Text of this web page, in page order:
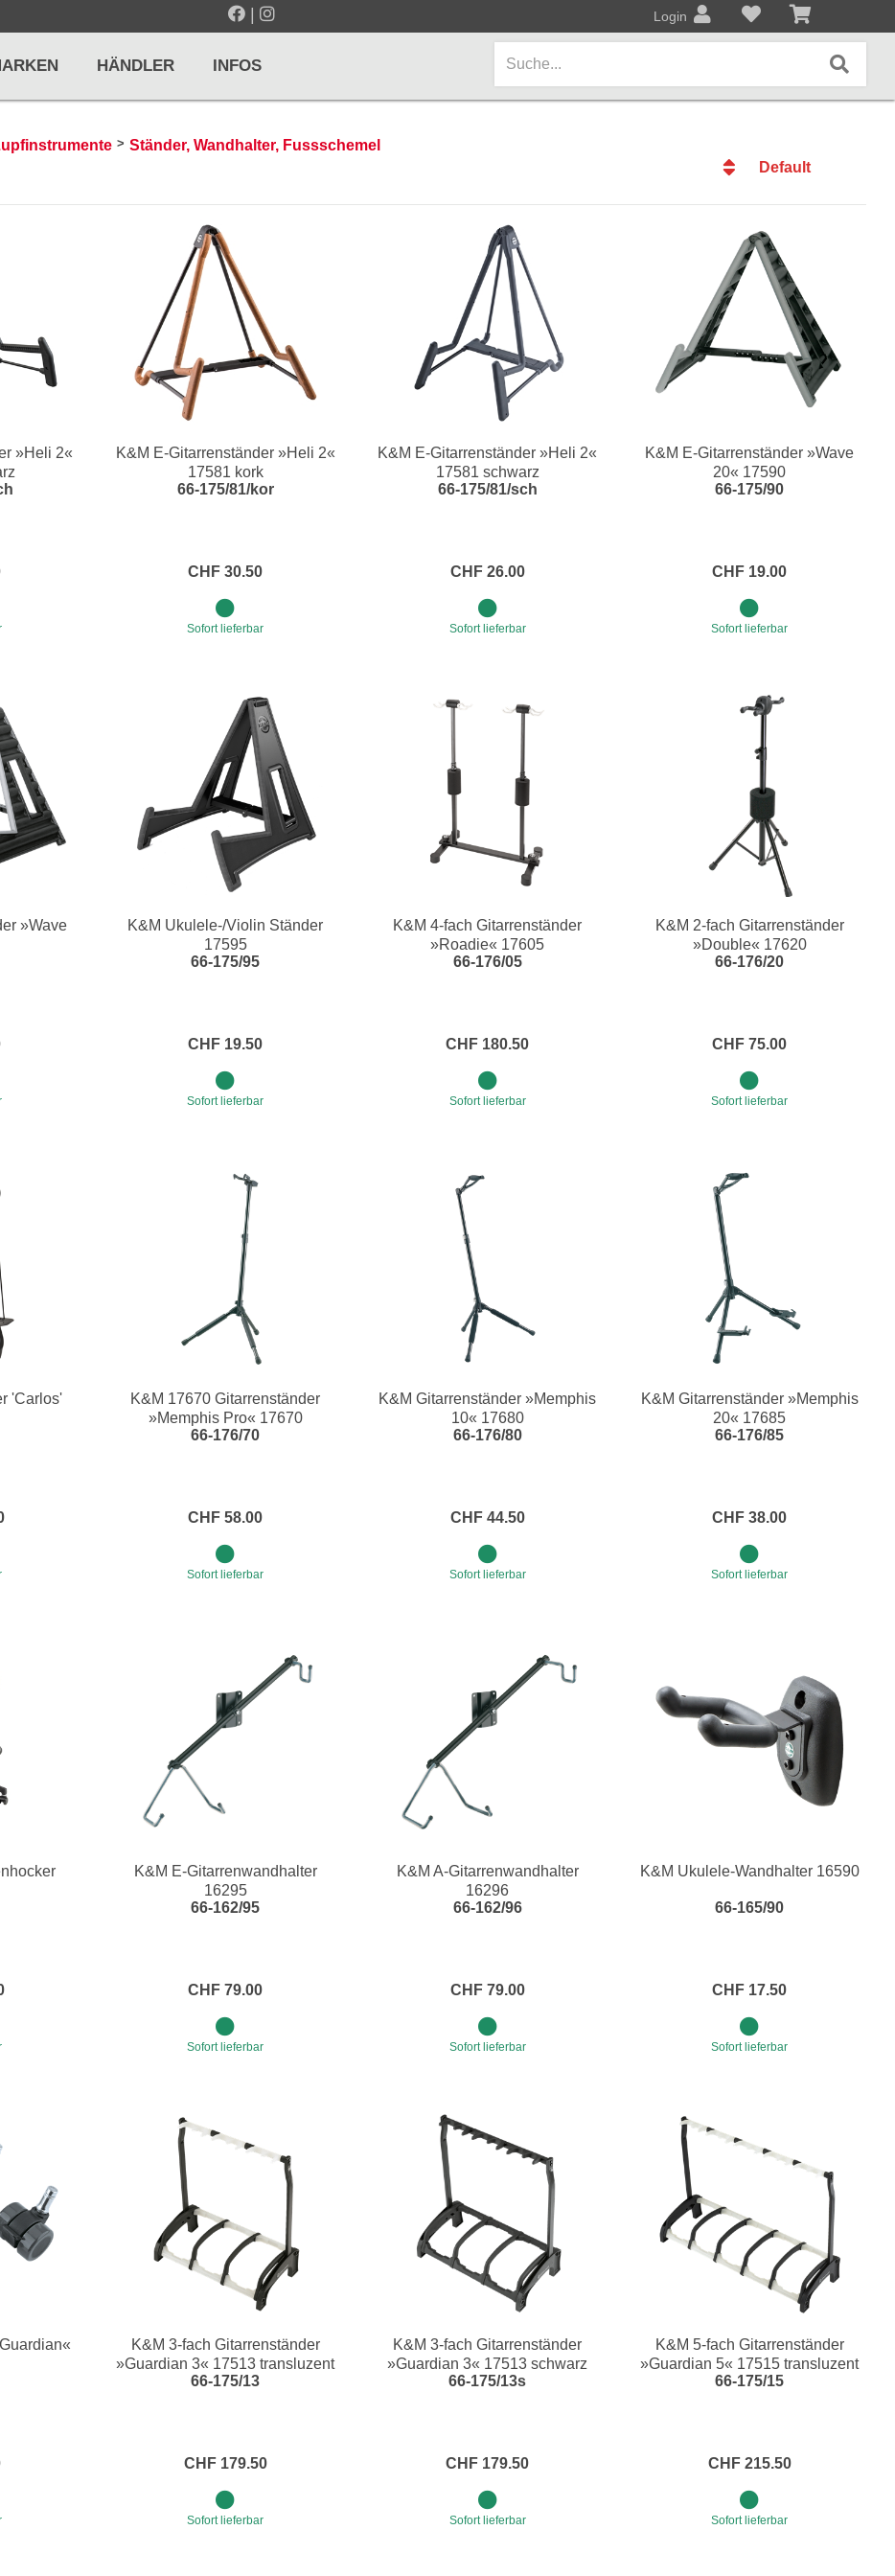
| Login
und Taktelle
und Stimmgeräte
E-Gitarren
... mehr
AMPS / EFFEKTPEDALE
Covers und Softcases
KEYBOARDS / PIANO
Keyboards / Pianos
Blockflöten
Piccoloflöte
Blechblasinstrumente Premium
Blechblasinstrumente
HÄNDLER INFOS
> Ständer, Wandhalter, Fussschemel
Default
Datum
Name
Name
Preis
Preis
»Heli 2«
K&M E-Gitarrenständer »Heli 2«
17581 kork
66-175/81/kor
CHF 30.50
Sofort lieferbar
K&M E-Gitarrenständer »Heli 2«
17581 schwarz
66-175/81/sch
CHF 26.00
Sofort lieferbar
K&M E-Gitarrenständer »Wave
20« 17590
66-175/90
CHF 19.00
Sofort lieferbar
»Wave
K&M Ukulele-/Violin Ständer
17595
66-175/95
CHF 19.50
Sofort lieferbar
K&M 4-fach Gitarrenständer
»Roadie« 17605
66-176/05
CHF 180.50
Sofort lieferbar
K&M 2-fach Gitarrenständer
»Double« 17620
66-176/20
CHF 75.00
Sofort lieferbar
'Carlos'
K&M 17670 Gitarrenständer
»Memphis Pro« 17670
66-176/70
CHF 58.00
Sofort lieferbar
K&M Gitarrenständer »Memphis
10« 17680
66-176/80
CHF 44.50
Sofort lieferbar
K&M Gitarrenständer »Memphis
20« 17685
66-176/85
CHF 38.00
Sofort lieferbar
K&M E-Gitarrenwandhalter
16295
66-162/95
CHF 79.00
Sofort lieferbar
K&M A-Gitarrenwandhalter
16296
66-162/96
CHF 79.00
Sofort lieferbar
K&M Ukulele-Wandhalter 16590
66-165/90
CHF 17.50
Sofort lieferbar
K&M 3-fach Gitarrenständer
»Guardian 3« 17513 transluzent
66-175/13
CHF 179.50
Sofort lieferbar
K&M 3-fach Gitarrenständer
»Guardian 3« 17513 schwarz
66-175/13s
CHF 179.50
Sofort lieferbar
K&M 5-fach Gitarrenständer
»Guardian 5« 17515 transluzent
66-175/15
CHF 215.50
Sofort lieferbar